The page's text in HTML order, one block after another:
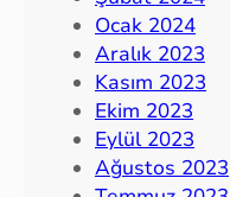
Ocak 2024
Aralık 2023
Kasım 2023
Ekim 2023
Eylül 2023
Ağustos 2023